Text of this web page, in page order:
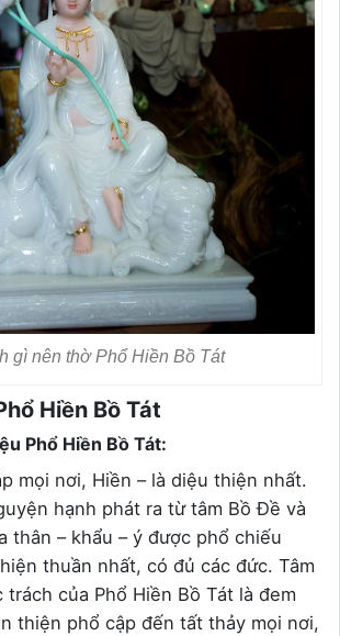
gì nên thờ Phổ Hiền Bồ Tát
Hiền Bồ Tát
Phổ Hiền Bồ Tát:
mọi nơi, Hiền – là diệu thiện nhất.
hạnh phát ra từ tâm Bồ Đề và
thân – khẩu – ý được phổ chiếu
thuần nhất, có đủ các đức. Tâm
trách của Phổ Hiền Bồ Tát là đem
thiện phổ cập đến tất thảy mọi nơi,